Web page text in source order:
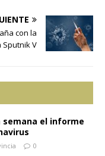
con la
Sputnik V
semana el informe
0